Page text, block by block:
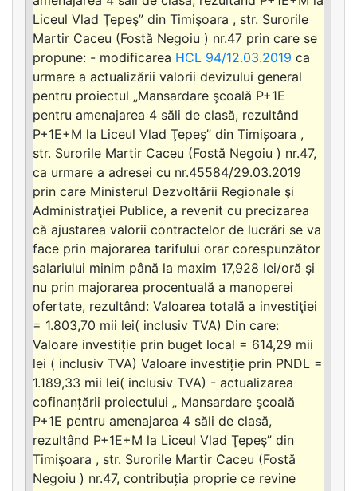
Liceul Vlad Ţepeş” din Timişoara , str. Surorile
Martir Caceu (Fostă Negoiu ) nr.47 prin care se
propune: - modificarea HCL 94/12.03.2019 ca
urmare a actualizării valorii devizului general
pentru proiectul „Mansardare şcoală P+1E
pentru amenajarea 4 săli de clasă, rezultând
P+1E+M la Liceul Vlad Ţepeş” din Timișoara ,
str. Surorile Martir Caceu (Fostă Negoiu ) nr.47,
ca urmare a adresei cu nr.45584/29.03.2019
prin care Ministerul Dezvoltării Regionale şi
Administraţiei Publice, a revenit cu precizarea
că ajustarea valorii contractelor de lucrări se va
face prin majorarea tarifului orar corespunzător
salariului minim până la maxim 17,928 lei/oră şi
nu prin majorarea procentuală a manoperei
ofertate, rezultând: Valoarea totală a investiţiei
= 1.803,70 mii lei( inclusiv TVA) Din care:
Valoare investiție prin buget local = 614,29 mii
lei ( inclusiv TVA) Valoare investiție prin PNDL =
1.189,33 mii lei( inclusiv TVA) - actualizarea
cofinanțării proiectului „ Mansardare şcoală
P+1E pentru amenajarea 4 săli de clasă,
rezultând P+1E+M la Liceul Vlad Ţepeş” din
Timişoara , str. Surorile Martir Caceu (Fostă
Negoiu ) nr.47, contribuția proprie ce revine